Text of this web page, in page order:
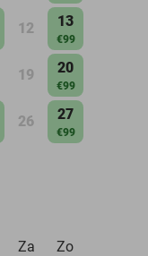
12 13
€99
19 20
€99
26 27
€99
Za Zo